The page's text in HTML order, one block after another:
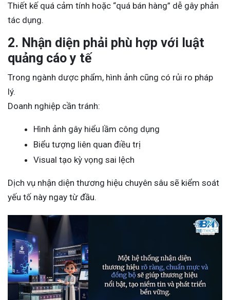
Thiết kế quá cảm tính hoặc “quá bán hàng” dễ gây phản
tác dụng.
2. Nhận diện phải phù hợp với luật
quảng cáo y tế
Trong ngành dược phẩm, hình ảnh cũng có rủi ro pháp
lý.
Doanh nghiệp cần tránh:
Hình ảnh gây hiểu lầm công dụng
Biểu tượng liên quan điều trị
Visual tạo kỳ vọng sai lệch
Dịch vụ nhận diện thương hiệu chuyên sâu sẽ kiểm soát
yếu tố này ngay từ đầu.